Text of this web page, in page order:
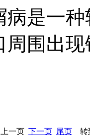
病是一
周围出
一页 下一页 尾页 转